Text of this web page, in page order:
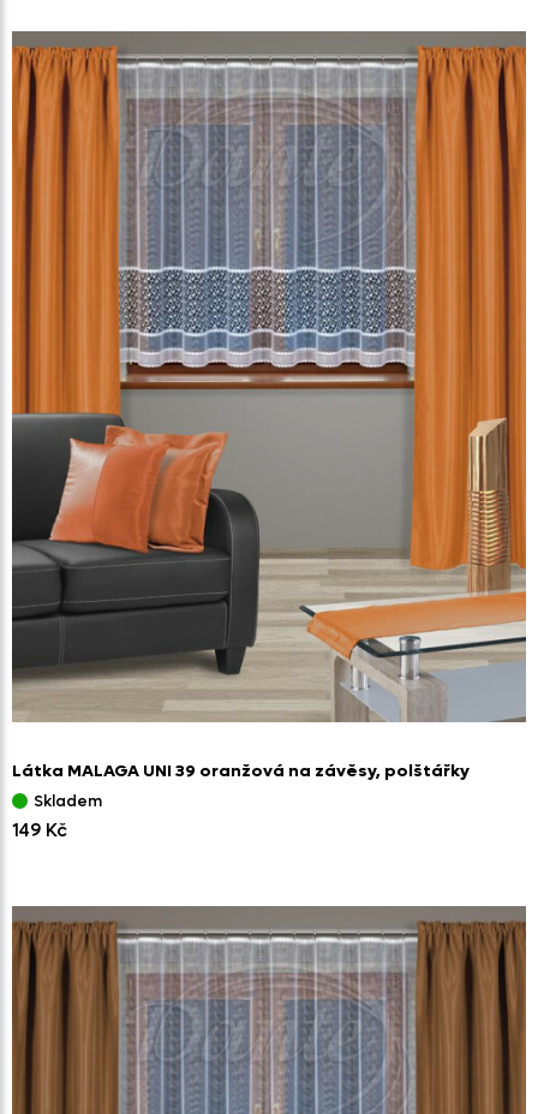
Látka MALAGA UNI 39 oranžová na závěsy, polštářky
Skladem
149 Kč